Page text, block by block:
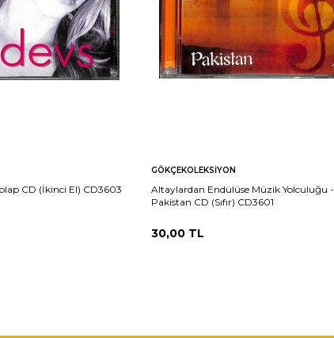
CD (İkinci El) CD3603
GÖKÇEKOLEKSIYON
Altaylardan Endülüse Müzik Yolculuğu -
Pakistan CD (Sıfır) CD3601
30,00 TL